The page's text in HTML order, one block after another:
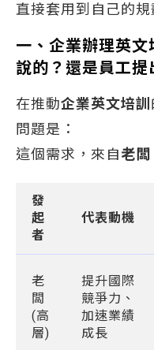
直接套用到自己的規
一、企業辦理英文
說的？還是員工提
在推動企業英文培訓
問題是：
這個需求，來自老闆
發
起
者
代表動機
老
闆
(高
層)
提升國際
競爭力、
加速業績
成長